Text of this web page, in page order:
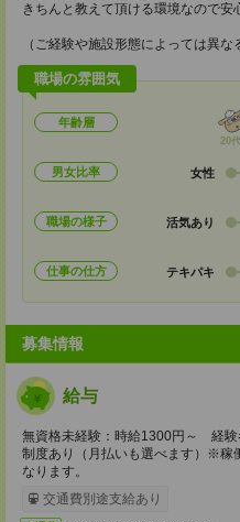
きちんと教えて頂ける環境なので安
（ご経験や施設形態によっては異な
職場の雰囲気
年齢層
20代
男女比率 女性
職場の様子 活気あり
仕事の仕方 テキパキ
募集情報
給与
無資格未経験：時給1300円～ 経
制度あり（月払いも選べます）※稼
なります。
交通費別途支給あり